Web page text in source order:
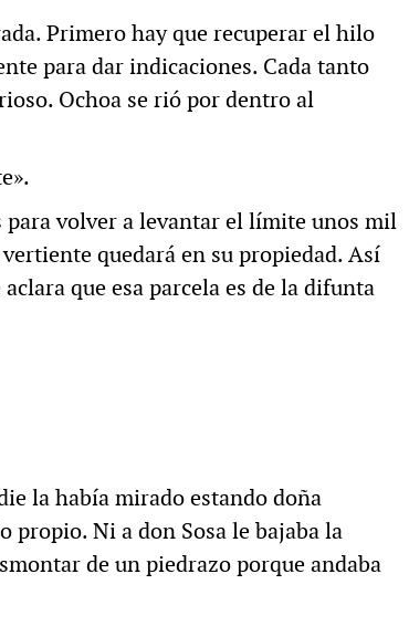
Primero hay que recuperar el hilo
para dar indicaciones. Cada tanto
Ochoa se rió por dentro al
para volver a levantar el límite unos mil
quedará en su propiedad. Así
que esa parcela es de la difunta
la había mirado estando doña
propio. Ni a don Sosa le bajaba la
de un piedrazo porque andaba